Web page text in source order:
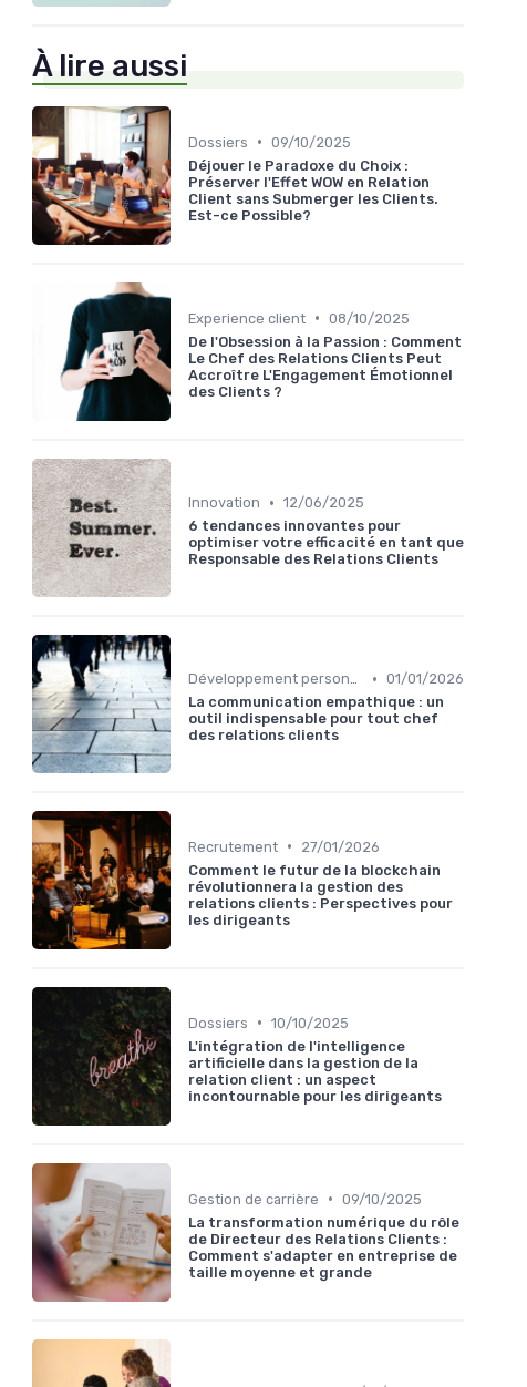
À lire aussi
Dossiers • 09/10/2025
Déjouer le Paradoxe du Choix :
Préserver l'Effet WOW en Relation
Client sans Submerger les Clients.
Est-ce Possible?
Experience client • 08/10/2025
De l'Obsession à la Passion : Comment
Le Chef des Relations Clients Peut
Accroître L'Engagement Émotionnel
des Clients ?
Innovation • 12/06/2025
6 tendances innovantes pour
optimiser votre efficacité en tant que
Responsable des Relations Clients
Développement personnel • 01/01/2026
La communication empathique : un
outil indispensable pour tout chef
des relations clients
Recrutement •
27/01/2026
Comment le futur de la blockchain
révolutionnera la gestion des
relations clients : Perspectives pour
les dirigeants
Dossiers • 10/10/2025
L'intégration de l'intelligence
artificielle dans la gestion de la
relation client : un aspect
incontournable pour les dirigeants
Gestion de carrière • 09/10/2025
La transformation numérique du rôle
de Directeur des Relations Clients :
Comment s'adapter en entreprise de
taille moyenne et grande